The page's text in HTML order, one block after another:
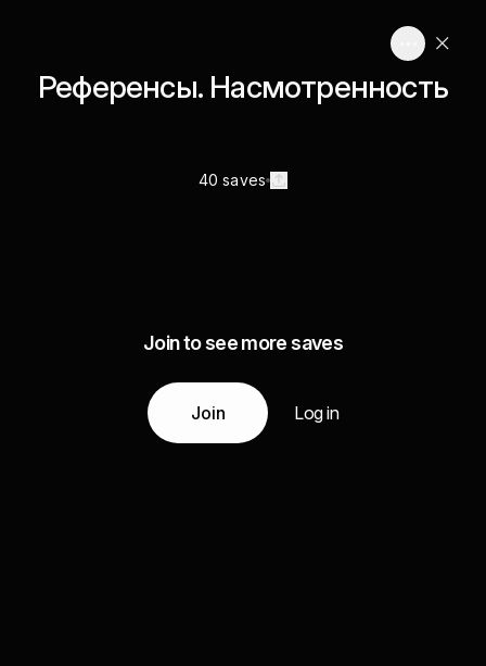
Референсы. Насмотренность
40 saves
Join to see more saves
Join Log in